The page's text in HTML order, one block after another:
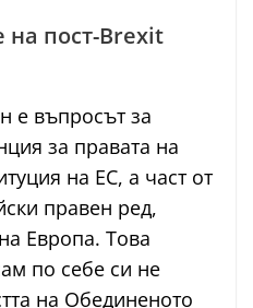
на пост-Brexit
е въпросът за
за правата на
на ЕС, а част от
правен ред,
Европа. Това
по себе си не
на Обединеното